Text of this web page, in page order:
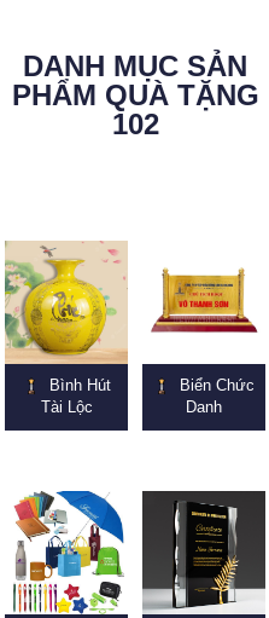
DANH MỤC SẢN
PHẨM QUÀ TẶNG
102
Bình Hút
Tài Lộc
Biển Chức
Danh